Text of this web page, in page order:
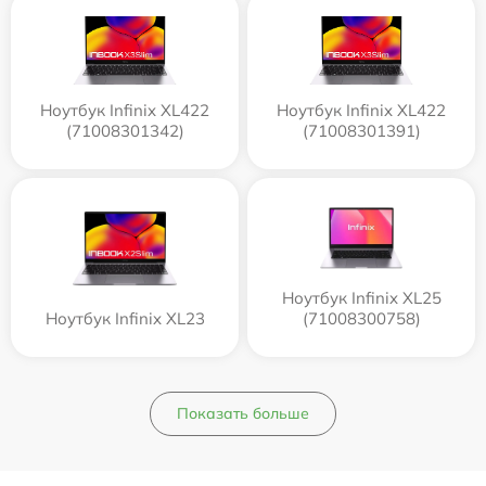
Ноутбук Infinix XL422
(71008301342)
Ноутбук Infinix XL422
(71008301391)
Ноутбук Infinix XL23
Ноутбук Infinix XL25
(71008300758)
Показать больше